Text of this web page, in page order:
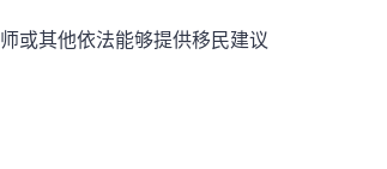
或其他依法能够提供移民建议